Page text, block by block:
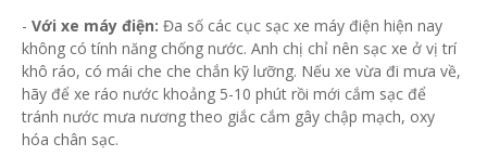
- Với xe máy điện: Đa số các cục sạc xe máy điện hiện nay
không có tính năng chống nước. Anh chị chỉ nên sạc xe ở vị trí
khô ráo, có mái che che chắn kỹ lưỡng. Nếu xe vừa đi mưa về,
hãy để xe ráo nước khoảng 5-10 phút rồi mới cắm sạc để
tránh nước mưa nương theo giắc cắm gây chập mạch, oxy
hóa chân sạc.